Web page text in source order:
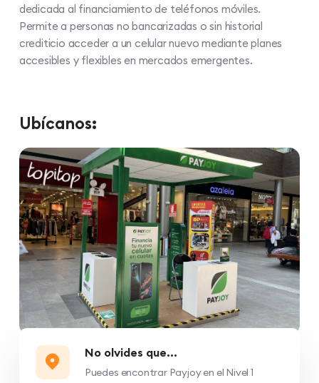
dedicada al financiamiento de teléfonos móviles.
Permite a personas no bancarizadas o sin historial
crediticio acceder a un celular nuevo mediante planes
accesibles y flexibles en mercados emergentes.
Ubícanos:
No olvides que...
Puedes encontrar Payjoy en el Nivel 1